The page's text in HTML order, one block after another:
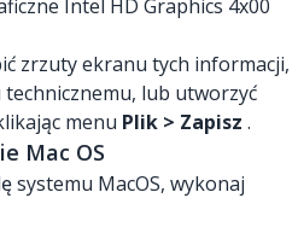
Intel HD Graphics 4x00
zrzuty ekranu tych informacji,
lub utworzyć
menu Plik > Zapisz .
Mac OS
systemu MacOS, wykonaj